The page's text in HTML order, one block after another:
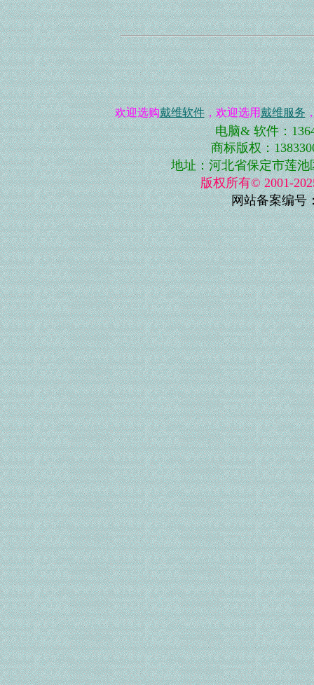
欢迎选购戴维软件，欢迎选用戴维服务
电脑& 软件：
商标版权：
地址：河北省保定市莲池
版权所有© 2001-
网站备案编号